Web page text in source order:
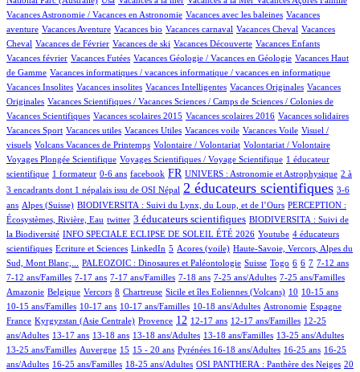
Vacances Astronomie / Vacances en Astronomie
1/539 Vacances avec les baleines
1/539
Vacances
aventure
5/539 Vacances Aventure
1/539 Vacances bio
1/539 Vacances carnaval
40/539 Vacances Cheval
1/539
Vacances
Cheval
16/539Vacances de Février
1/539 Vacances de ski
1/539 Vacances Découverte
11/539 Vacances Enfants
1/539
Vacances février
2/539 Vacances Futées
8/539 Vacances Géologie / Vacances en Géologie
1/539
Vacances Haut
de Gamme
1/539 Vacances informatiques / vacances informatique / vacances en informatique
1/539
Vacances Insolites
1/539 Vacances insolites
1/539 Vacances Intelligentes
2/539 Vacances Originales
1/539
Vacances
Originales
5/539
Vacances Scientifiques / Vacances Sciences / Camps de Sciences / Colonies de
Vacances Scientifiques
1/539 Vacances scolaires 2015
1/539 Vacances scolaires 2016
1/539 Vacances solidaires
1/539
Vacances Sport
1/539 Vacances utiles
1/539 Vacances Utiles
1/539 Vacances voile
1/539 Vacances Voile
1/539
Visuel /
visuels
5/539Volcans Vacances de Printemps
1/539 Volontaire / Volontariat
1/539 Volontariat / Volontaire
27/539
Voyages Plongée Scientifique
7/539 Voyages Scientifiques / Voyage Scientifique
60/539
1 éducateur
scientifique
4/539 1 formateur
2/539 0-6 ans
9/539 facebook
196/539 FR
17/539 UNIVERS : Astronomie et Astrophysique
5/539
2 à
3 encadrants dont 1 népalais issu de OSI Népal
338/539 2 éducateurs scientifiques
8/539
3-6
ans
62/539Alpes (Suisse)
27/539 BIODIVERSITA : Suivi du Lynx, du Loup, et de l’Ours
7/539
PERCEPTION :
Écosystèmes, Rivière, Eau
1/539 twitter
140/539 3 éducateurs scientifiques
41/539
BIODIVERSITA : Suivi de
la Biodiversité
38/539 INFO SPECIALE ECLIPSE DE SOLEIL ÉTÉ 2026
1/539 Youtube
25/539
4 éducateurs
scientifiques
1/539 Ecriture et Sciences
1/539 LinkedIn
16/539 5
2/539 Acores (voile)
9/539
Haute-Savoie, Vercors, Alpes du
Sud, Mont Blanc,...
34/539 PALEOZOIC : Dinosaures et Paléontologie
2/539 Suisse
4/539 Togo
1/539 6
14/539 6
35/539 7
8/539 7-12 ans
29/539
7-12 ans/Familles
3/539 7-17 ans
27/539 7-17 ans/Familles
19/539 7-18 ans
2/539 7-25 ans/Adultes
8/539 7-25 ans/Familles
2/539
Amazonie
1/539 Belgique
1/539 Vercors
36/539 8
1/539 Chartreuse
6/539 Sicile et îles Eoliennes (Volcans)
53/539 10
2/539 10-15 ans
2/539
10-15 ans/Familles
5/539 10-17 ans
7/539 10-17 ans/Familles
4/539 10-18 ans/Adultes
42/539 Astronomie
38/539 Espagne
6/539
France
41/539Kyrgyzstan (Asie Centrale)
106/539 Provence
236/539 12
16/539 12-17 ans
1/539 12-17 ans/Familles
1/539
12-25
ans/Adultes
84/539 13-17 ans
8/539 13-18 ans
19/539 13-18 ans/Adultes
6/539 13-18 ans/Familles
1/539 13-25 ans/Adultes
4/539
13-25 ans/Familles
2/539 Auvergne
111/539 15
19/539 15 - 20 ans
34/539 Pyrénées
48/539 16-18 ans/Adultes
2/539 16-25 ans
2/539
16-25
ans/Adultes
2/539 16-25 ans/Familles
8/539 18-25 ans/Adultes
39/539 OSI PANTHERA : Panthère des Neiges
45/539 20
130/539